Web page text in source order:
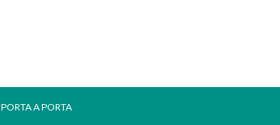
PORTA A PORTA